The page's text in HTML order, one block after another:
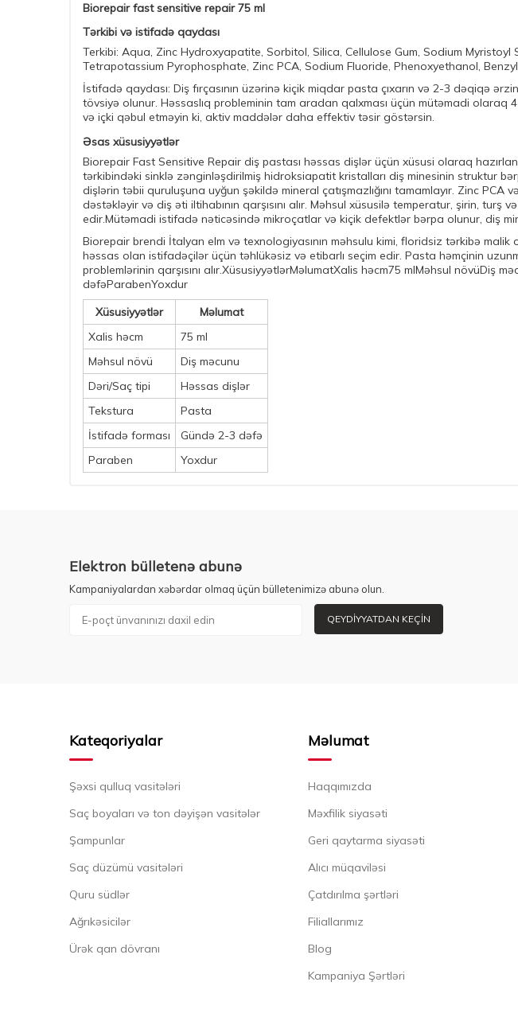
Biorepair fast sensitive repair 75 ml
Tərkibi və istifadə qaydası
Terkibi: Aqua, Zinc Hydroxyapatite, Sorbitol, Silica, Cellulose Gum, Sodium
Tetrapotassium Pyrophosphate, Zinc PCA, Sodium Fluoride, Phenoxyethanol,
İstifadə qaydası: Diş fırçasının üzərinə kiçik miqdar pasta çıxarın və 2-3 dəqiqə
tövsiyə olunur. Həssaslıq probleminin tam aradan qalxması üçün mütəmadi
və içki qəbul etməyin ki, aktiv maddələr daha effektiv təsir göstərsin.
Əsas xüsusiyyətlər
Biorepair Fast Sensitive Repair diş pastası həssas dişlər üçün xüsusi olaraq
tərkibindəki sinklə zənginləşdirilmiş hidroksiapatit kristalları diş minesinin struktur
dişlərin təbii quruluşuna uyğun şəkildə mineral çatışmazlığını tamamlayır. Zinc
dəstəkləyir və diş əti iltihabının qarşısını alır. Məhsul xüsusilə temperatur, şirin,
edir.Mütəmadi istifadə nəticəsində mikroçatlar və kiçik defektlər bərpa olunur, diş
Biorepair brendi İtalyan elm və texnologiyasının məhsulu kimi, floridsiz tərkibə
həssas olan istifadəçilər üçün təhlükəsiz və etibarlı seçim edir. Pasta həmçinin
problemlərinin qarşısını alır.XüsusiyyətlərMəlumatXalis həcm75 mlMəhsul növüDiş
dəfəParabenYoxdur
Xüsusiyyətlər
Məlumat
Xalis həcm
75 ml
Məhsul növü
Diş məcunu
Dəri/Saç tipi
Həssas dişlər
Tekstura
Pasta
İstifadə forması
Gündə 2-3 dəfə
Paraben
Yoxdur
Elektron bülletenə abunə
Kampaniyalardan xəbərdar olmaq üçün bülletenimizə abunə olun.
QEYDIYYATDAN KEÇIN
Kateqoriyalar
Şəxsi qulluq vasitələri
Saç boyaları və ton dəyişən vasitələr
Şampunlar
Saç düzümü vasitələri
Quru südlər
Ağrıkəsicilər
Ürək qan dövranı
Məlumat
Haqqımızda
Məxfilik siyasəti
Geri qaytarma siyasəti
Alıcı müqaviləsi
Çatdırılma şərtləri
Filiallarımız
Blog
Kampaniya Şərtləri